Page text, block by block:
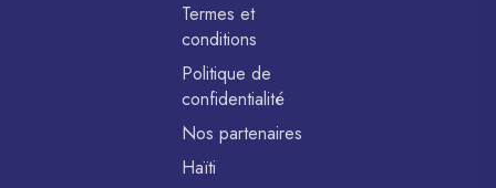
Termes et
conditions
Politique de
confidentialité
Nos partenaires
Haïti